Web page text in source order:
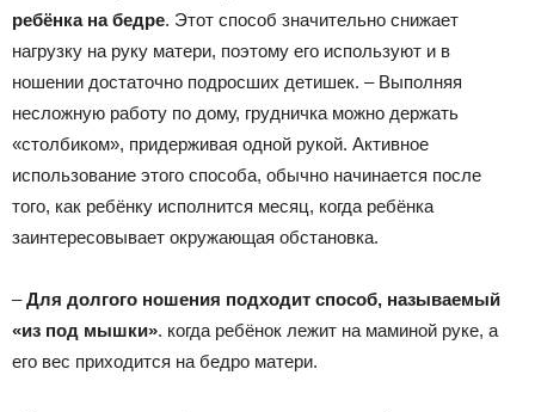
ребёнка на бедре. Этот способ значительно снижает
нагрузку на руку матери, поэтому его используют и в
ношении достаточно подросших детишек. – Выполняя
несложную работу по дому, грудничка можно держать
«столбиком», придерживая одной рукой. Активное
использование этого способа, обычно начинается после
того, как ребёнку исполнится месяц, когда ребёнка
заинтересовывает окружающая обстановка.
–Для долгого ношения подходит способ, называемый
«из под мышки». когда ребёнок лежит на маминой руке, а
его вес приходится на бедро матери.